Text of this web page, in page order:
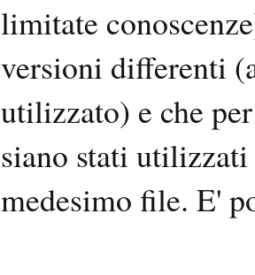
limitate
versioni differenti
utilizzato) e che
siano stati
medesimo file. E'